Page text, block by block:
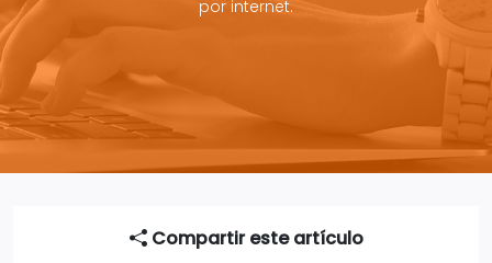
por internet.
Compartir este artículo